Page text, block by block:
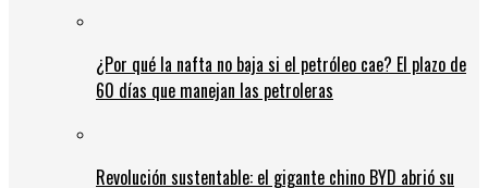
¿Por qué la nafta no baja si el petróleo cae? El plazo de
60 días que manejan las petroleras
Revolución sustentable: el gigante chino BYD abrió su